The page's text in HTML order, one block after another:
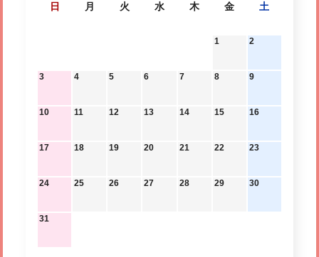
日 月 火 水 木 金 土
1 2
3 4 5 6 7 8 9
10 11 12 13 14 15 16
17 18 19 20 21 22 23
24 25 26 27 28 29 30
31